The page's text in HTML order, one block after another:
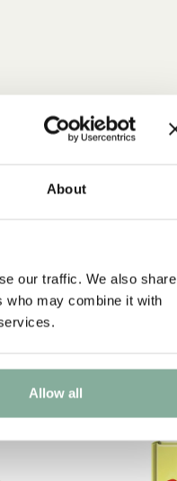
About
our traffic. We also share
who may combine it with
Allow all
-15%